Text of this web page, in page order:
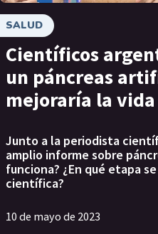
SALUD
Científicos
un páncreas
mejoraría la
Junto a la periodista
amplio informe sobre
funciona? ¿En qué etapa
científica?
10 de mayo de 2023